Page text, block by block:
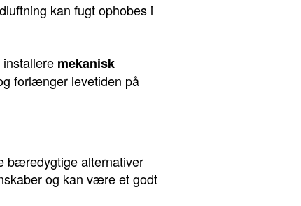
kan fugt ophobes i
mekanisk
forlænger levetiden på
bæredygtige alternativer
og kan være et godt